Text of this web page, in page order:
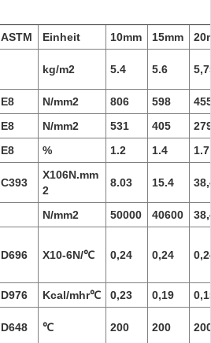
ASTM Einheit 10mm 15mm
kg/m2 5.4 5.6
E8 N/mm2 806 598
E8 N/mm2 531 405
E8 % 1.2 1.4 1.7
C393
X106N.mm
2
8.03 15.4
N/mm2 50000 40600
D696 X10-6N/℃ 0,24 0,24
D976 Kcal/mhr℃ 0,23 0,19
D648 ℃ 200 200